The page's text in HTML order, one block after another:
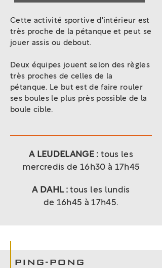
Cette activité sportive d'intérieur est
très proche de la pétanque et peut se
jouer assis ou debout.
Deux équipes jouent selon des règles
très proches de celles de la
pétanque. Le but est de faire rouler
ses boules le plus près possible de la
boule cible.
A LEUDELANGE :tous les
mercredis de 16h30 à 17h45
A DAHL :tous les lundis
de 16h45 à 17h45.
PING-PONG